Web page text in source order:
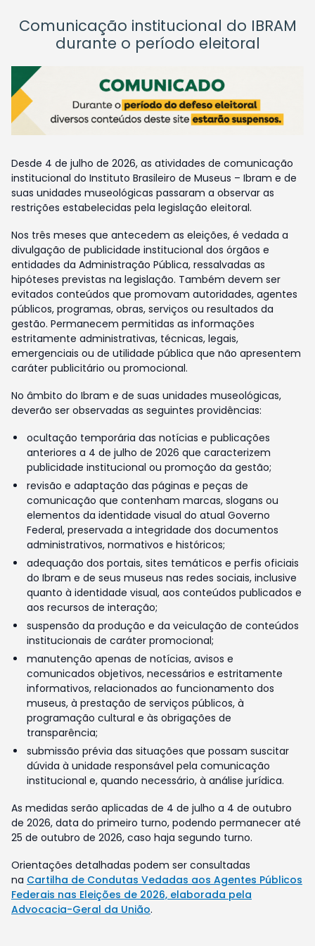
Comunicação institucional do IBRAM
durante o período eleitoral
Desde 4 de julho de 2026, as atividades de comunicação
institucional do Instituto Brasileiro de Museus – Ibram e de
suas unidades museológicas passaram a observar as
restrições estabelecidas pela legislação eleitoral.
Nos três meses que antecedem as eleições, é vedada a
divulgação de publicidade institucional dos órgãos e
entidades da Administração Pública, ressalvadas as
hipóteses previstas na legislação. Também devem ser
evitados conteúdos que promovam autoridades, agentes
públicos, programas, obras, serviços ou resultados da
gestão. Permanecem permitidas as informações
estritamente administrativas, técnicas, legais,
emergenciais ou de utilidade pública que não apresentem
caráter publicitário ou promocional.
No âmbito do Ibram e de suas unidades museológicas,
deverão ser observadas as seguintes providências:
ocultação temporária das notícias e publicações
anteriores a 4 de julho de 2026 que caracterizem
publicidade institucional ou promoção da gestão;
revisão e adaptação das páginas e peças de
comunicação que contenham marcas, slogans ou
elementos da identidade visual do atual Governo
Federal, preservada a integridade dos documentos
administrativos, normativos e históricos;
adequação dos portais, sites temáticos e perfis oficiais
do Ibram e de seus museus nas redes sociais, inclusive
quanto à identidade visual, aos conteúdos publicados e
aos recursos de interação;
suspensão da produção e da veiculação de conteúdos
institucionais de caráter promocional;
manutenção apenas de notícias, avisos e
comunicados objetivos, necessários e estritamente
informativos, relacionados ao funcionamento dos
museus, à prestação de serviços públicos, à
programação cultural e às obrigações de
transparência;
submissão prévia das situações que possam suscitar
dúvida à unidade responsável pela comunicação
institucional e, quando necessário, à análise jurídica.
As medidas serão aplicadas de 4 de julho a 4 de outubro
de 2026, data do primeiro turno, podendo permanecer até
25 de outubro de 2026, caso haja segundo turno.
Orientações detalhadas podem ser consultadas
na Cartilha de Condutas Vedadas aos Agentes Públicos
Federais nas Eleições de 2026, elaborada pela
Advocacia-Geral da União.